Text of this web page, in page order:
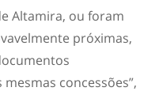
Altamira, ou foram
próximas,
concessões”,